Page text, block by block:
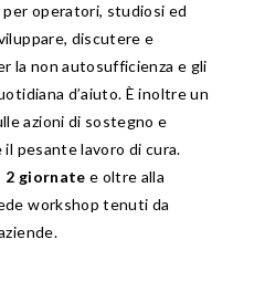
operatori, studiosi ed
discutere e
la non autosufficienza e gli
d’aiuto. È inoltre un
azioni di sostegno e
il pesante lavoro di cura.
2 giornate e oltre alla
workshop tenuti da